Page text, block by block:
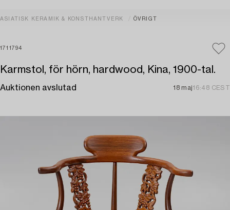
ASIATISK KERAMIK & KONSTHANTVERK ÖVRIGT
1711794
Karmstol, för hörn, hardwood, Kina, 1900-tal.
Auktionen avslutad 18 maj16:48 CEST